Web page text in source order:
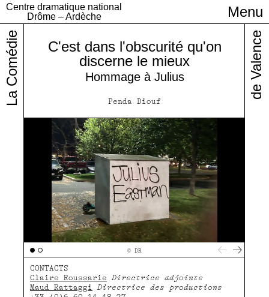
Centre dramatique national
Drôme – Ardèche
Menu
Infos pratiques
C'est dans l'obscurité qu'on
discerne le mieux
Hommage à Julius
Penda Diouf
© DR
CONTACTS
Claire Roussarie
Directrice adjointe
Maud Rattaggi
Directrice des productions
La Comédie de Valence